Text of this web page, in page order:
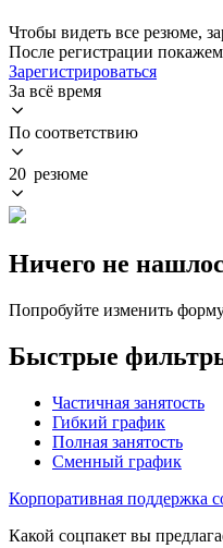
Чтобы видеть все резюме,
После регистрации
Зарегистрироваться
За всё время
По соответствию
20 резюме
Ничего не
Попробуйте изменить
Быстрые
Частичная занятость
Гибкий график
Полная занятость
Сменный график
Корпоративная поддержка
Какой соцпакет вы